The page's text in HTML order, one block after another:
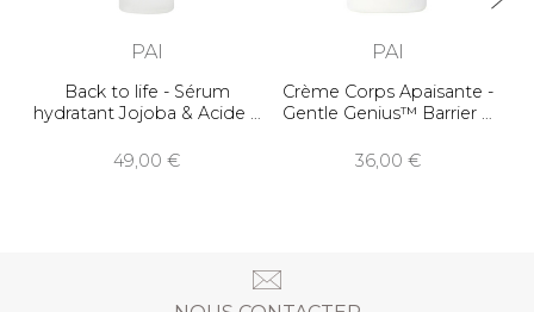
PAI
Back to life - Sérum
hydratant Jojoba & Acide
49,00
PAI
Crème Corps Apaisante -
Gentle Genius™ Barrier
36,00